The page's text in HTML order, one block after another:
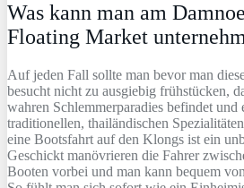
Was kann man am
Floating Market
Auf jeden Fall sollte man bevor man
besucht nicht zu ausgiebig frühstücken,
wahren Schlemmerparadies befindet und
traditionellen, thailändischen
eine Bootsfahrt auf den Klongs ist ein
Geschickt manövrieren die Fahrer
Booten vorbei und man kann bequem